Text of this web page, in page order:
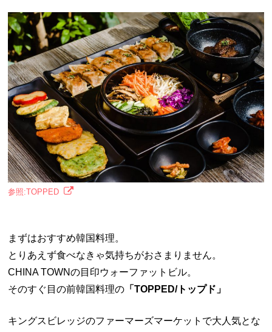
参照:TOPPED
まずはおすすめ韓国料理。
とりあえず食べなきゃ気持ちがおさまりません。
CHINA TOWNの目印ウォーファットビル。
そのすぐ目の前韓国料理の 「TOPPED/トップド」
キングスビレッジのファーマーズマーケットで大人気とな